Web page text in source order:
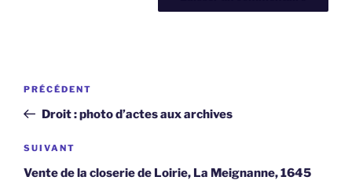
Navigation
l’article
Article
précédent
PRÉCÉDENT
Droit : photo d’actes aux archives
Article
suivant
SUIVANT
Vente de la closerie de Loirie, La Meignanne, 1645